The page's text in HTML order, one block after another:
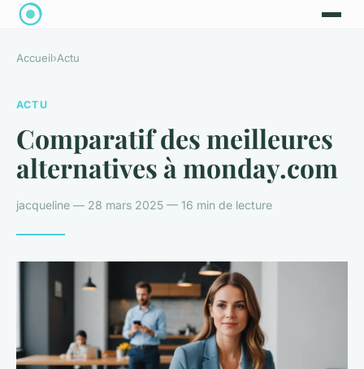
Accueil›Actu
ACTU
Comparatif des meilleures
alternatives à monday.com
jacqueline — 28 mars 2025 — 16 min de lecture